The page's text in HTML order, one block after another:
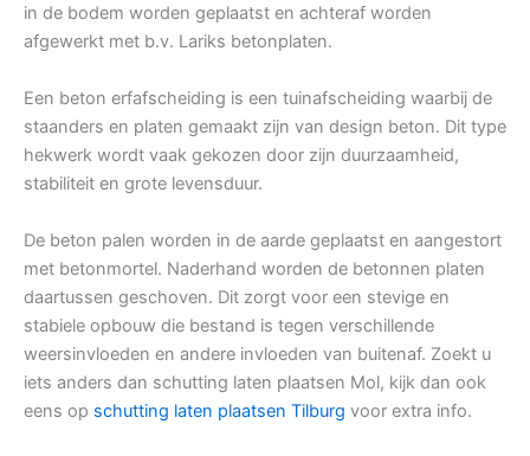
in de bodem worden geplaatst en achteraf worden
afgewerkt met b.v. Lariks betonplaten.
Een beton erfafscheiding is een tuinafscheiding waarbij de
staanders en platen gemaakt zijn van design beton. Dit type
hekwerk wordt vaak gekozen door zijn duurzaamheid,
stabiliteit en grote levensduur.
De beton palen worden in de aarde geplaatst en aangestort
met betonmortel. Naderhand worden de betonnen platen
daartussen geschoven. Dit zorgt voor een stevige en
stabiele opbouw die bestand is tegen verschillende
weersinvloeden en andere invloeden van buitenaf. Zoekt u
iets anders dan schutting laten plaatsen Mol, kijk dan ook
eens op schutting laten plaatsen Tilburg voor extra info.